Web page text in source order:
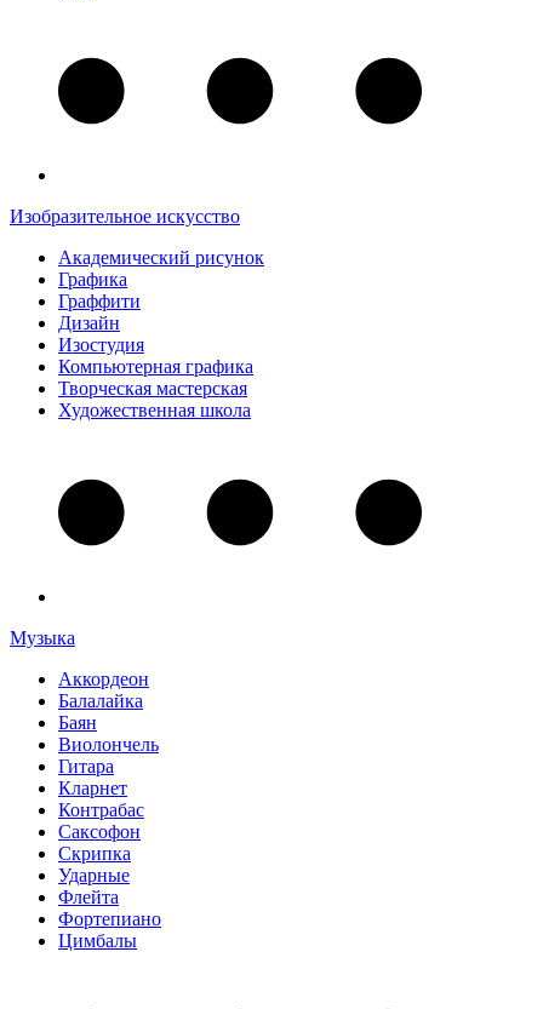
Изобразительное искусство
Академический рисунок
Графика
Граффити
Дизайн
Изостудия
Компьютерная графика
Творческая мастерская
Художественная школа
Музыка
Аккордеон
Балалайка
Баян
Виолончель
Гитара
Кларнет
Контрабас
Саксофон
Скрипка
Ударные
Флейта
Фортепиано
Цимбалы